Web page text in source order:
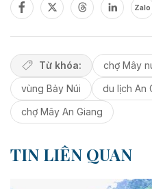
Zalo
Từ khóa: chợ Mây
vùng Bảy Núi
du lịch An
chợ Mây An Giang
TIN LIÊN QUAN